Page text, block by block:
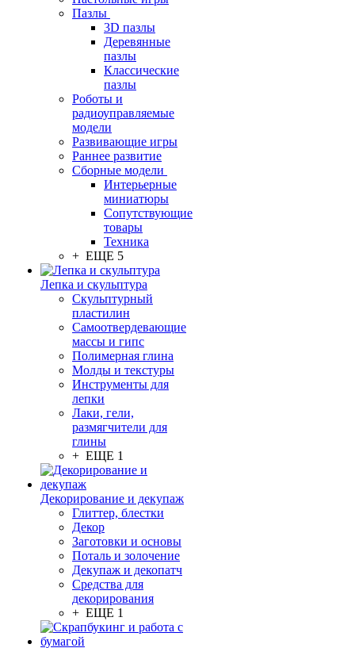
Пазлы
3D пазлы
Деревянные
пазлы
Классические
пазлы
Роботы и
радиоуправляемые
модели
Развивающие игры
Раннее развитие
Сборные модели
Интерьерные
миниатюры
Сопутствующие
товары
Техника
+ ЕЩЕ 5
Лепка и скульптура
Скульптурный
пластилин
Самоотвердевающие
массы и гипс
Полимерная глина
Молды и текстуры
Инструменты для
лепки
Лаки, гели,
размягчители для
глины
+ ЕЩЕ 1
Декорирование и декупаж
Глиттер, блестки
Декор
Заготовки и основы
Поталь и золочение
Декупаж и декопатч
Средства для
декорирования
+ ЕЩЕ 1